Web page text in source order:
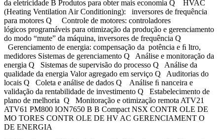
da eletricidade B Produtos para obter mais economia Q HVAC
(Heating Ventilation Air Conditioning): inversores de frequência
para motores Q Controle de motores: controladores
lógicos programáveis para otimização da produção e gerenciamento
do modo “mute” da máquina, inversores de frequência Q
Gerenciamento de energia: compensação da potência e ﬁ ltro,
medidores Sistemas de gerenciamento Q Análise e monitoração da
energia Q Sistemas de supervisão do processo Q Análise da
qualidade da energia Valor agregado em serviço Q Auditorias do
locais Q Coleta e análise de dados Q Análise ﬁ nanceira e
validação da rentabilidade de investimento Q Estabelecimento de
plano de melhoria Q Monitoração e otimização remota ATV21
ATV61 PM800 ION7650 B B Compact NSX CONTR OLE DE
MO TORES CONTR OLE DE HV AC GERENCIAMENT O
DE ENERGIA